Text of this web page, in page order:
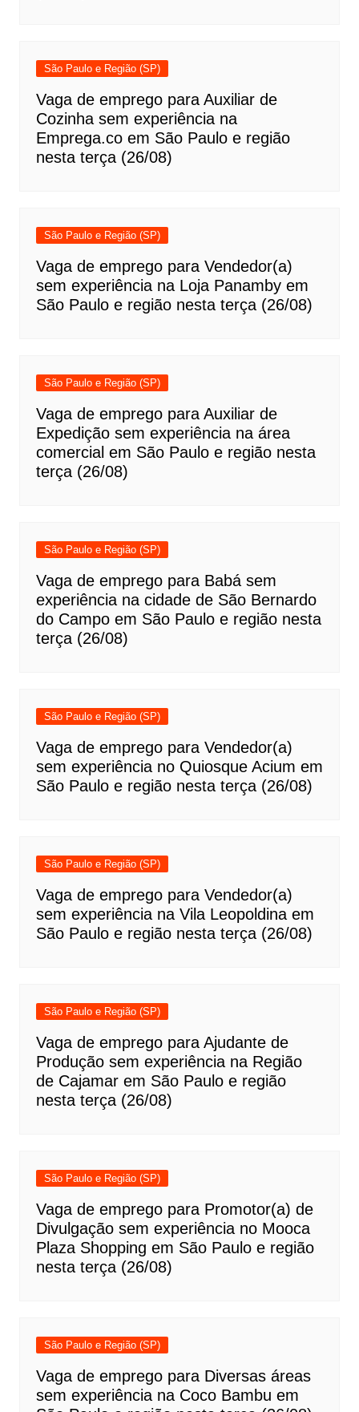
São Paulo e Região (SP)
Vaga de emprego para Auxiliar de
Cozinha sem experiência na
Emprega.co em São Paulo e região
nesta terça (26/08)
São Paulo e Região (SP)
Vaga de emprego para Vendedor(a)
sem experiência na Loja Panamby em
São Paulo e região nesta terça (26/08)
São Paulo e Região (SP)
Vaga de emprego para Auxiliar de
Expedição sem experiência na área
comercial em São Paulo e região nesta
terça (26/08)
São Paulo e Região (SP)
Vaga de emprego para Babá sem
experiência na cidade de São Bernardo
do Campo em São Paulo e região nesta
terça (26/08)
São Paulo e Região (SP)
Vaga de emprego para Vendedor(a)
sem experiência no Quiosque Acium em
São Paulo e região nesta terça (26/08)
São Paulo e Região (SP)
Vaga de emprego para Vendedor(a)
sem experiência na Vila Leopoldina em
São Paulo e região nesta terça (26/08)
São Paulo e Região (SP)
Vaga de emprego para Ajudante de
Produção sem experiência na Região
de Cajamar em São Paulo e região
nesta terça (26/08)
São Paulo e Região (SP)
Vaga de emprego para Promotor(a) de
Divulgação sem experiência no Mooca
Plaza Shopping em São Paulo e região
nesta terça (26/08)
São Paulo e Região (SP)
Vaga de emprego para Diversas áreas
sem experiência na Coco Bambu em